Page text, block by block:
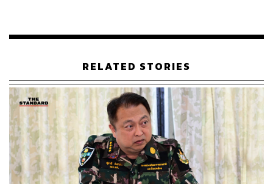
ความรับผิดชอบอย่างตรงไปตรงมาและเป็นธรรม
พร้อมกันนี้ รฟท. ได้ประกาศยกระดับมาตรฐานความ
ปลอดภัยขั้นสูงสุดในทุกโครงการก่อสร้างทั่วประเทศ โดย
กำหนดเงื่อนไขเด็ดขาดให้การปฏิบัติงานในระยะใกล้เขตทาง
รถไฟ จะต้องได้รับอนุญาตปิดการเดินรถเป็นลายลักษณ์อักษร
จาก รฟท. ทุกครั้ง และสั่งยกเลิกระบบการอนุมัติงานล่วงหน้า
หรือย้อนหลังโดยสิ้นเชิง
RELATED STORIES